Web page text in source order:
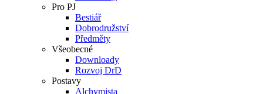
Pro PJ
Bestiář
Dobrodružství
Předměty
Všeobecné
Downloady
Rozvoj DrD
Postavy
Alchymista